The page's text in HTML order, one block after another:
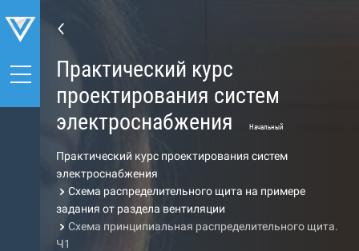
Практический курс
проектирования систем
электроснабжения
Начальный
Практический курс проектирования систем
электроснабжения
Схема распределительного щита на примере
задания от раздела вентиляции
Схема принципиальная распределительного щита.
Ч1